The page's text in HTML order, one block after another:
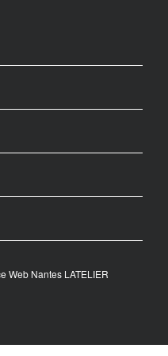
Web Nantes LATELIER